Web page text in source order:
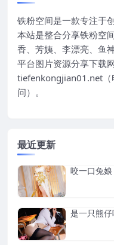
铁粉空间是一款专注于
本站是整合分享铁粉空
香、芳姨、李漂亮、鱼
平台图片资源分享下载
tiefenkongjian01.net（
问）。
最近更新
咬一口兔
是一只熊仔